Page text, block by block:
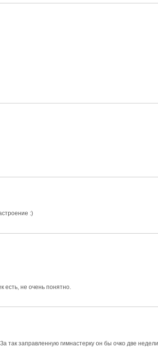
:)
есть, не очень понятно.
так заправленную гимнастерку он бы очко две недели